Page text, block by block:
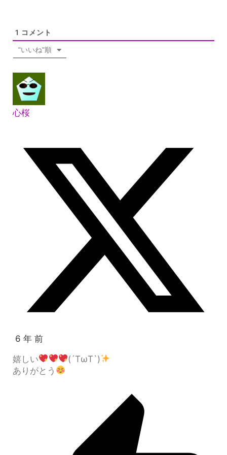
1 コメント
"いいね"順
心桜
6 年 前
嬉しい
(´TωT`)
ありがとう